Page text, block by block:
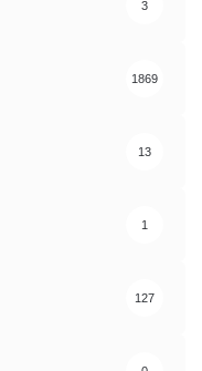
3
1869
13
1
127